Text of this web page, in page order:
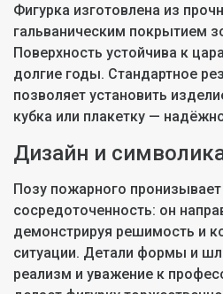
Фигурка изготовлена из
гальваническим покрытием
Поверхность устойчива к
долгие годы. Стандартное
позволяет установить
кубка или плакетку —
Дизайн и
Позу пожарного
сосредоточенность: он
демонстрируя решимость и
ситуации. Детали формы и
реализм и уважение к